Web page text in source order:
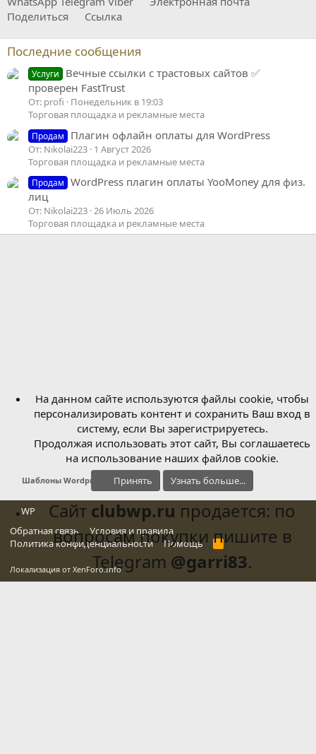
Поделиться
Ссылка
Последние сообщения
Услуги
Вечные ссылки с трастовых сайтов ✅
проверен FastTrust
От: profi
Понедельник в 19:03
Торговая площадка и рекламные места
Продам Плагин офлайн оплаты для WordPress
От: Nikolai223 1 Август 2026
Торговая площадка и рекламные места
Продам
WordPress плагин оплаты YooMoney для физ.
лиц
От: Nikolai223 26 Июль 2026
Торговая площадка и рекламные места
Шаблоны Wordpress
WP
Обратная связь
Условия и правила
Политика конфиденциальности
Помощь
R
S
Локализация от XenForo.Info
На данном сайте используются файлы cookie, чтобы
персонализировать контент и сохранить Ваш вход в
систему, если Вы зарегистрируетесь.
Продолжая использовать этот сайт, Вы соглашаетесь
на использование наших файлов cookie.
Принять Узнать больше...
Сайт clubwp.ru продается: по
вопросам покупки пишите в
Telegram @garri83.